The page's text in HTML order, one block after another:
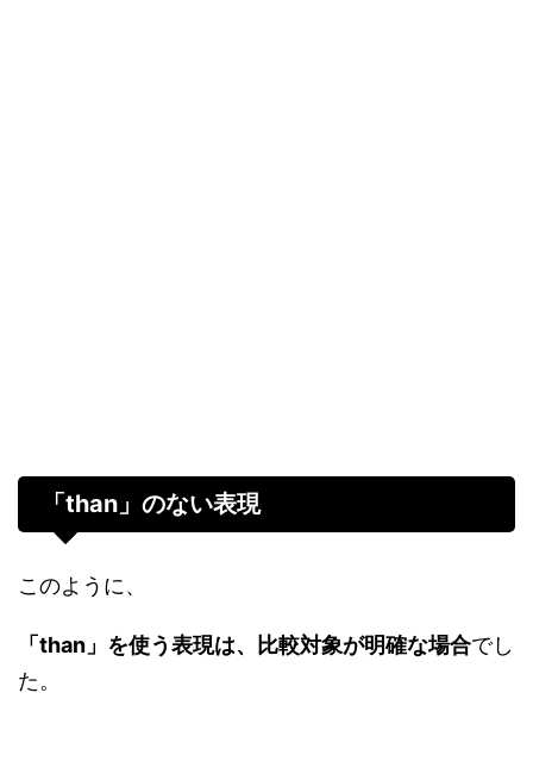
「than」のない表現
このように、
「than」を使う表現は、比較対象が明確な場合でし
た。